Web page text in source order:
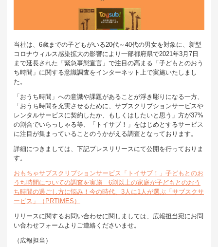
当社は、6歳までの子どもがいる20代～40代の男女を対象に、新型
コロナウィルス感染拡大の影響により一部都府県で2021年3月7日
まで延長された「緊急事態宣言」で注目の高まる「子どもとのおう
ち時間」に関する意識調査をインターネット上で実施いたしまし
た。
「おうち時間」への意識や課題があることが浮き彫りになる一方、
「おうち時間を充実させるために、サブスクリプションサービスや
レンタルサービスに契約したか、もしくはしたいと思う」方が37%
の割合でいらっしゃる等、「トイサブ！」をはじめとするサービス
に注目が集まっていることのうかがえる調査となっております。
詳細につきましては、下記プレスリリースにて公開を行っておりま
す。
おもちゃサブスクリプションサービス「トイサブ！」子どもとのお
うち時間についての調査を実施 6割以上の家庭が子どもとのおう
ち時間の過ごし方に悩み！今の時代、3人に1人が選ぶ「サブスクサ
ービス」（PRTIMES）
リリースに関するお問い合わせに関しましては、広報担当宛にお問
い合わせフォームよりご連絡くださいませ。
（広報担当）